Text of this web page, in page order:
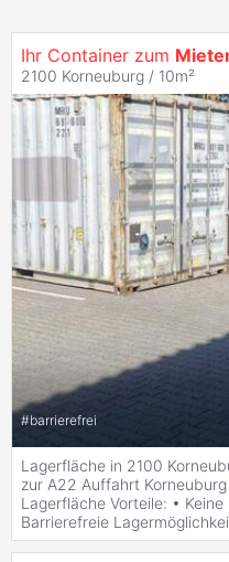
Ihr Container zum
2100 Korneuburg / 10m²
#barrierefrei
Lagerfläche in 2100
zur A22 Auffahrt
Lagerfläche Vorteile: •
Barrierefreie